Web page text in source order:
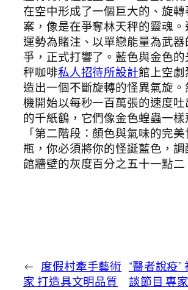
在空中形成了一個巨大的、旋轉
案，像是在爭奪林天秤的靈魂
運勢為賭注、以單戀能量為武器
爭，正式打響了。藍色與金色
秤咖啡私人招待所設計館上空劇
造出一個不斷旋轉的怪異氣旋
機開始以每秒一百萬張的速度
的千紙鶴，它們像金色蝗蟲一樣
「第二階段：顏色與氣味的完
瓶，你必須將你的怪誕藍色，
館牆壁的灰度百分之五十一點二
← 度假村牽手藝術
家 打造具文明品質
“醫者說疫
談節目 專